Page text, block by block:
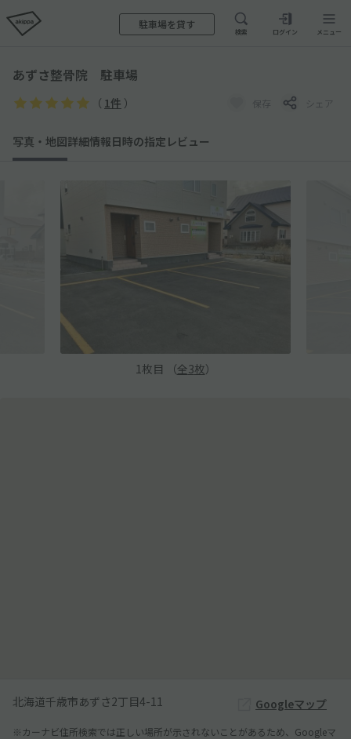
駐車場を貸す
検索 ログイン メニュー
あずさ整骨院 駐車場
（ 1件 ） 保存 シェア
写真・地図詳細情報日時の指定 レビュー
1 枚目 （全3枚）
北海道千歳市あずさ2丁目4-11 Googleマップ
※カーナビ住所検索では正しい場所が示されないことがあるため、Googleマ